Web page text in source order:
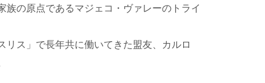
の原点であるマジェコ・ヴァレーのトライ
ス」で長年共に働いてきた盟友、カルロ